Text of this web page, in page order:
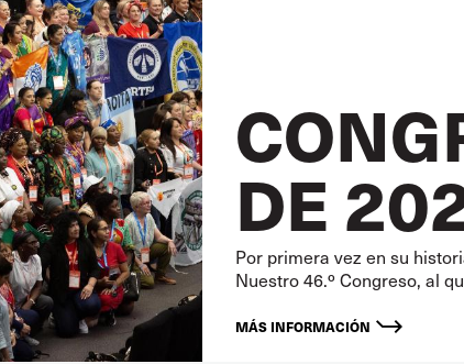
DE
Por primera vez en su
Nuestro 46.º Congreso, al
MÁS INFORMACIÓN